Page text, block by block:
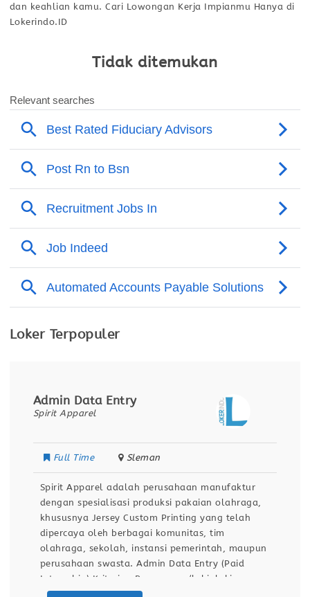
dan keahlian kamu. Cari Lowongan Kerja Impianmu Hanya di
Lokerindo.ID
Tidak ditemukan
Loker Terpopuler
Admin Data Entry
Spirit Apparel
Full Time Sleman
Spirit Apparel adalah perusahaan manufaktur
dengan spesialisasi produksi pakaian olahraga,
khususnya Jersey Custom Printing yang telah
dipercaya oleh berbagai komunitas, tim
olahraga, sekolah, instansi pemerintah, maupun
perusahaan swasta. Admin Data Entry (Paid
Internship) Kriteria : Perempuan/laki-laki
Lulusan D3/mahasiswa min. semester 6 Semua